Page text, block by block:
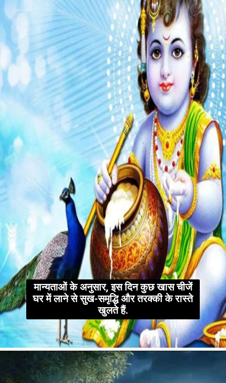
मान्यताओं के अनुसार, इस दिन कुछ खास चीजें
घर में लाने से सुख-समृद्धि और तरक्की के रास्ते